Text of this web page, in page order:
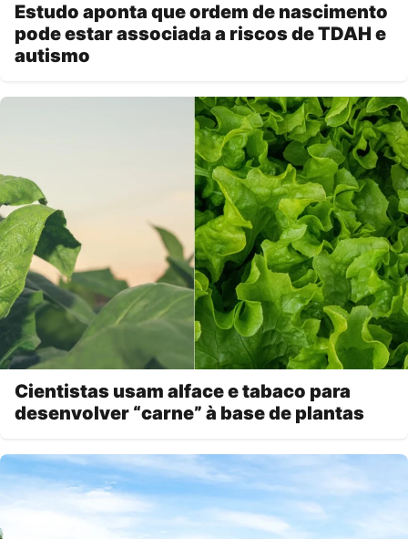
Estudo aponta que ordem de nascimento
pode estar associada a riscos de TDAH e
autismo
Cientistas usam alface e tabaco para
desenvolver “carne” à base de plantas